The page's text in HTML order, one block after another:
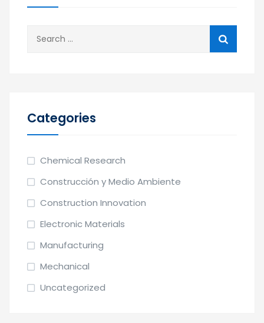
Categories
Chemical Research
Construcción y Medio Ambiente
Construction Innovation
Electronic Materials
Manufacturing
Mechanical
Uncategorized